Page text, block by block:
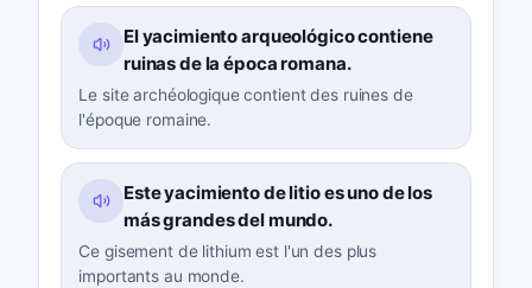
El yacimiento arqueológico contiene
ruinas de la época romana.
Le site archéologique contient des ruines de
l'époque romaine.
Este yacimiento de litio es uno de los
más grandes del mundo.
Ce gisement de lithium est l'un des plus
importants au monde.